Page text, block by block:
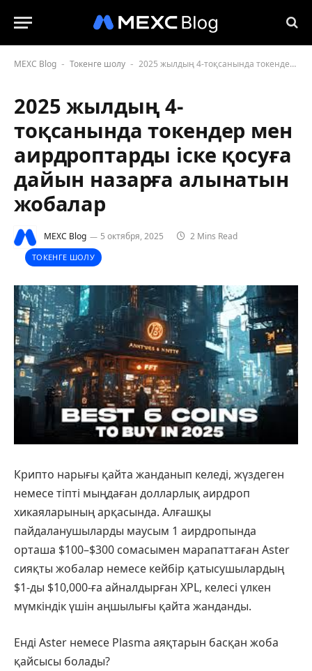
MEXC Blog - Токенге шолу - 2025 жылдың 4-тоқсанында токендер мен аирдроптарды іске қосуға дайын назарға алынатын жобалар
2025 жылдың 4-
тоқсанында токендер мен
аирдроптарды іске қосуға
дайын назарға алынатын
жобалар
MEXC Blog 5 октября, 2025 2 Mins Read
ТОКЕНГЕ ШОЛУ
Крипто нарығы қайта жанданып келеді, жүздеген
немесе тіпті мыңдаған долларлық аирдроп
хикаяларының арқасында. Алғашқы
пайдаланушыларды маусым 1 аирдропында
орташа $100–$300 сомасымен марапаттаған Aster
сияқты жобалар немесе кейбір қатысушылардың
$1-ды $10,000-ға айналдырған XPL, келесі үлкен
мүмкіндік үшін аңшылығы қайта жанданды.
Енді Aster немесе Plasma аяқтарын басқан жоба
қайсысы болады?